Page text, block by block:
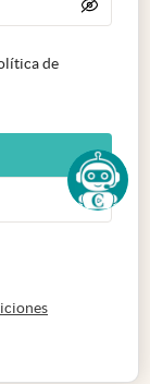
de
abre en nueva